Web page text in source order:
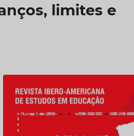
limites e